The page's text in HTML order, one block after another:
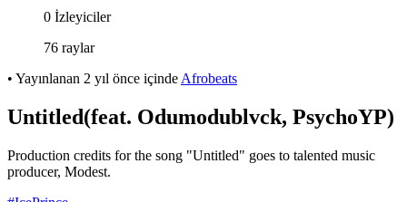
0 İzleyiciler
76 raylar
• Yayınlanan 2 yıl önce içinde Afrobeats
Untitled(feat. Odumodublvck, PsychoYP)
Production credits for the song "Untitled" goes to talented music
producer, Modest.